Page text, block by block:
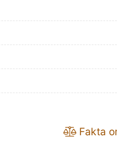
Fakta